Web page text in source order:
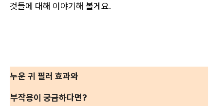
것들에 대해 이야기해 볼게요.
누운 귀 필러 효과와
부작용이 궁금하다면?